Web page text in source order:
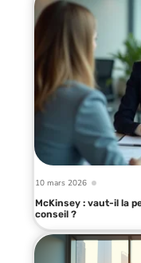
10 mars 2026
McKinsey : vaut-il la
conseil ?